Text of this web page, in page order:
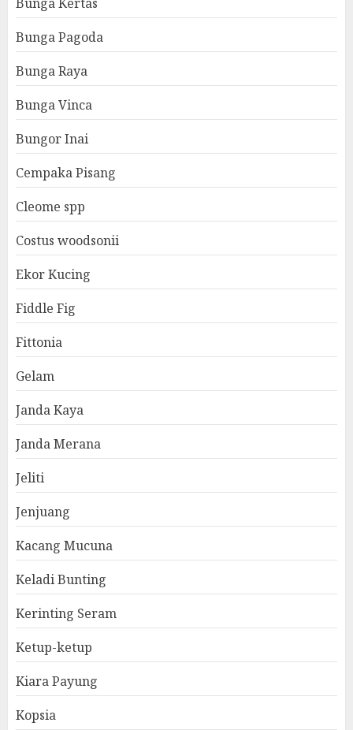
Bunga Pagoda
Bunga Raya
Bunga Vinca
Bungor Inai
Cempaka Pisang
Cleome spp
Costus woodsonii
Ekor Kucing
Fiddle Fig
Fittonia
Gelam
Janda Kaya
Janda Merana
Jeliti
Jenjuang
Kacang Mucuna
Keladi Bunting
Kerinting Seram
Ketup-ketup
Kiara Payung
Kopsia